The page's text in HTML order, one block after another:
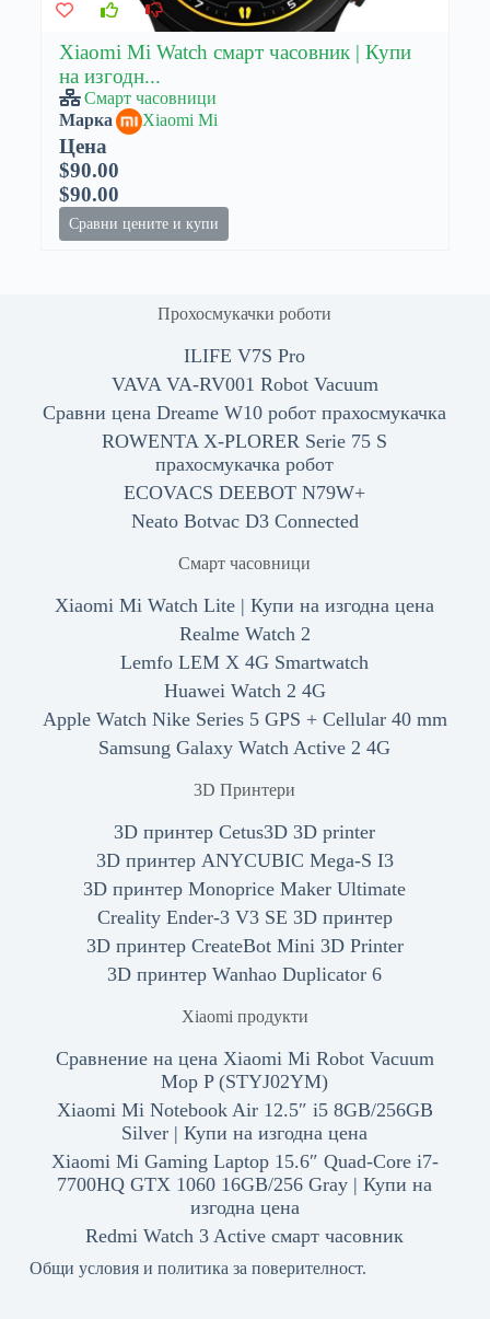
Xiaomi Mi Watch смарт часовник | Купи
на изгодн...
Смарт часовници
Марка
Xiaomi Mi
Цена
$90.00
$90.00
Сравни цените и купи
Прохосмукачки роботи
ILIFE V7S Pro
VAVA VA-RV001 Robot Vacuum
Сравни цена Dreame W10 робот прахосмукачка
ROWENTA X-PLORER Serie 75 S
прахосмукачка робот
ECOVACS DEEBOT N79W+
Neato Botvac D3 Connected
Смарт часовници
Xiaomi Mi Watch Lite | Купи на изгодна цена
Realme Watch 2
Lemfo LEM X 4G Smartwatch
Huawei Watch 2 4G
Apple Watch Nike Series 5 GPS + Cellular 40 mm
Samsung Galaxy Watch Active 2 4G
3D Принтери
3D принтер Cetus3D 3D printer
3D принтер ANYCUBIC Mega-S I3
3D принтер Monoprice Maker Ultimate
Creality Ender-3 V3 SE 3D принтер
3D принтер CreateBot Mini 3D Printer
3D принтер Wanhao Duplicator 6
Xiaomi продукти
Сравнение на цена Xiaomi Mi Robot Vacuum
Mop P (STYJ02YM)
Xiaomi Mi Notebook Air 12.5″ i5 8GB/256GB
Silver | Купи на изгодна цена
Xiaomi Mi Gaming Laptop 15.6″ Quad-Core i7-
7700HQ GTX 1060 16GB/256 Gray | Купи на
изгодна цена
Redmi Watch 3 Active смарт часовник
Общи условия и политика за поверителност.